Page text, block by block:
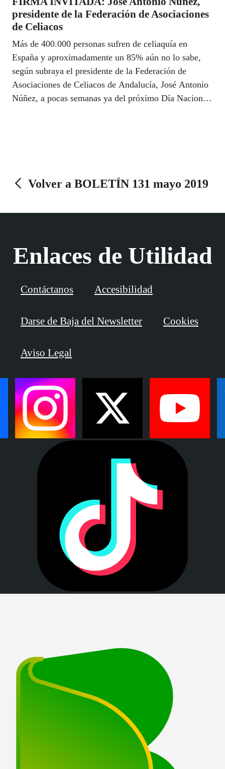
presidente de la Federación de Asociaciones
de Celiacos
Más de 400.000 personas sufren de celiaquía en
España y aproximadamente un 85% aún no lo sabe,
según subraya el presidente de la Federación de
Asociaciones de Celiacos de Andalucía, José Antonio
Núñez, a pocas semanas ya del próximo Día Nacional
garantías en la seguridad alimentaria para prevenir la
Volver a BOLETÍN 131 mayo 2019
Enlaces de Utilidad
Contáctanos Accesibilidad
Darse de Baja del Newsletter Cookies
Aviso Legal